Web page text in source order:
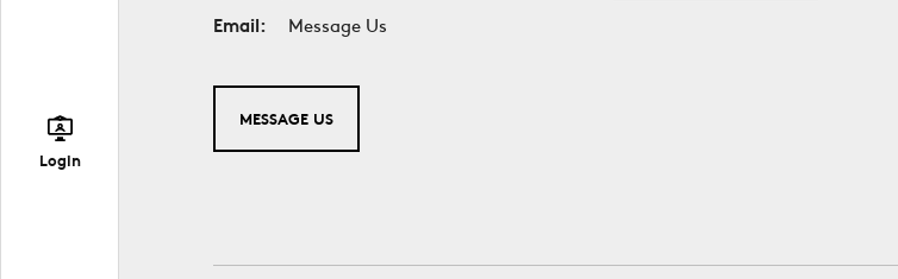
Login
Email:
Message Us
MESSAGE US